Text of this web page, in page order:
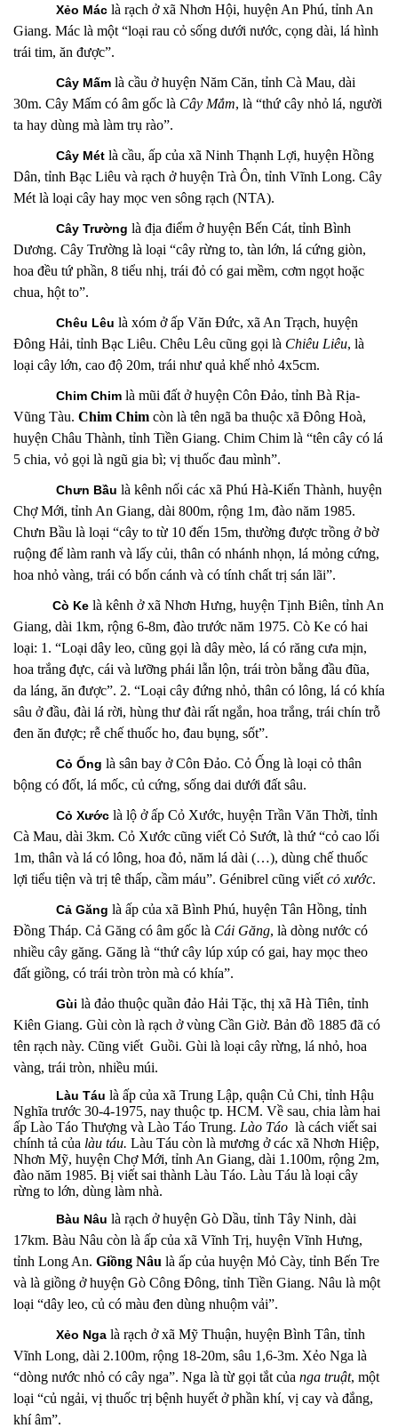
Xẻo Mác là rạch ở xã Nhơn Hội, huyện An Phú, tỉnh An
Giang. Mác là một “loại rau cỏ sống dưới nước, cọng dài, lá hình
trái tim, ăn được”.
Cây Mấm là cầu ở huyện Năm Căn, tỉnh Cà Mau, dài
30m. Cây Mấm có âm gốc là Cây Mắm, là “thứ cây nhỏ lá, người
ta hay dùng mà làm trụ rào”.
Cây Mét là cầu, ấp của xã Ninh Thạnh Lợi, huyện Hồng
Dân, tỉnh Bạc Liêu và rạch ở huyện Trà Ôn, tỉnh Vĩnh Long. Cây
Mét là loại cây hay mọc ven sông rạch (NTA).
Cây Trường là địa điểm ở huyện Bến Cát, tỉnh Bình
Dương. Cây Trường là loại “cây rừng to, tàn lớn, lá cứng giòn,
hoa đều tứ phần, 8 tiểu nhị, trái đỏ có gai mềm, cơm ngọt hoặc
chua, hột to”.
Chêu Lêu là xóm ở ấp Văn Đức, xã An Trạch, huyện
Đông Hải, tỉnh Bạc Liêu. Chêu Lêu cũng gọi là Chiêu Liêu, là
loại cây lớn, cao độ 20m, trái như quả khế nhỏ 4x5cm.
Chim Chim là mũi đất ở huyện Côn Đảo, tỉnh Bà Rịa-
Vũng Tàu. Chim Chim còn là tên ngã ba thuộc xã Đông Hoà,
huyện Châu Thành, tỉnh Tiền Giang. Chim Chim là “tên cây có lá
5 chia, vỏ gọi là ngũ gia bì; vị thuốc đau mình”.
Chưn Bầu là kênh nối các xã Phú Hà-Kiến Thành, huyện
Chợ Mới, tỉnh An Giang, dài 800m, rộng 1m, đào năm 1985.
Chưn Bầu là loại “cây to từ 10 đến 15m, thường được trồng ở bờ
ruộng để làm ranh và lấy củi, thân có nhánh nhọn, lá mỏng cứng,
hoa nhỏ vàng, trái có bốn cánh và có tính chất trị sán lãi”.
Cò Ke là kênh ở xã Nhơn Hưng, huyện Tịnh Biên, tỉnh An
Giang, dài 1km, rộng 6-8m, đào trước năm 1975. Cò Ke có hai
loại: 1. “Loại dây leo, cũng gọi là dây mèo, lá có răng cưa mịn,
hoa trắng đực, cái và lưỡng phái lẫn lộn, trái tròn bằng đầu đũa,
da láng, ăn được”. 2. “Loại cây đứng nhỏ, thân có lông, lá có khía
sâu ở đầu, đài lá rời, hùng thư đài rất ngắn, hoa trắng, trái chín trỗ
đen ăn được; rễ chế thuốc ho, đau bụng, sốt”.
Cỏ Ống là sân bay ở Côn Đảo. Cỏ Ống là loại cỏ thân
bộng có đốt, lá mốc, củ cứng, sống dai dưới đất sâu.
Cỏ Xước là lộ ở ấp Cỏ Xước, huyện Trần Văn Thời, tỉnh
Cà Mau, dài 3km. Cỏ Xước cũng viết Cỏ Sướt, là thứ “cỏ cao lối
1m, thân và lá có lông, hoa đỏ, năm lá dài (…), dùng chế thuốc
lợi tiểu tiện và trị tê thấp, cầm máu”. Génibrel cũng viết cỏ xước.
Cả Găng là ấp của xã Bình Phú, huyện Tân Hồng, tỉnh
Đồng Tháp. Cả Găng có âm gốc là Cái Găng, là dòng nước có
nhiều cây găng. Găng là “thứ cây lúp xúp có gai, hay mọc theo
đất giồng, có trái tròn tròn mà có khía”.
Gùi là đảo thuộc quần đảo Hải Tặc, thị xã Hà Tiên, tỉnh
Kiên Giang. Gùi còn là rạch ở vùng Cần Giờ. Bản đồ 1885 đã có
tên rạch này. Cũng viết Guồi. Gùi là loại cây rừng, lá nhỏ, hoa
vàng, trái tròn, nhiều múi.
Làu Táu là ấp của xã Trung Lập, quận Củ Chi, tỉnh Hậu
Nghĩa trước 30-4-1975, nay thuộc tp. HCM. Về sau, chia làm hai
ấp Lào Táo Thượng và Lào Táo Trung. Lào Táo là cách viết sai
chính tả của làu táu. Làu Táu còn là mương ở các xã Nhơn Hiệp,
Nhơn Mỹ, huyện Chợ Mới, tỉnh An Giang, dài 1.100m, rộng 2m,
đào năm 1985. Bị viết sai thành Làu Táo. Làu Táu là loại cây
rừng to lớn, dùng làm nhà.
Bàu Nâu là rạch ở huyện Gò Dầu, tỉnh Tây Ninh, dài
17km. Bàu Nâu còn là ấp của xã Vĩnh Trị, huyện Vĩnh Hưng,
tỉnh Long An. Giồng Nâu là ấp của huyện Mỏ Cày, tỉnh Bến Tre
và là giồng ở huyện Gò Công Đông, tỉnh Tiền Giang. Nâu là một
loại “dây leo, củ có màu đen dùng nhuộm vải”.
Xẻo Nga là rạch ở xã Mỹ Thuận, huyện Bình Tân, tỉnh
Vĩnh Long, dài 2.100m, rộng 18-20m, sâu 1,6-3m. Xẻo Nga là
“dòng nước nhỏ có cây nga”. Nga là từ gọi tắt của nga truật, một
loại “củ ngải, vị thuốc trị bệnh huyết ở phần khí, vị cay và đắng,
khí âm”.